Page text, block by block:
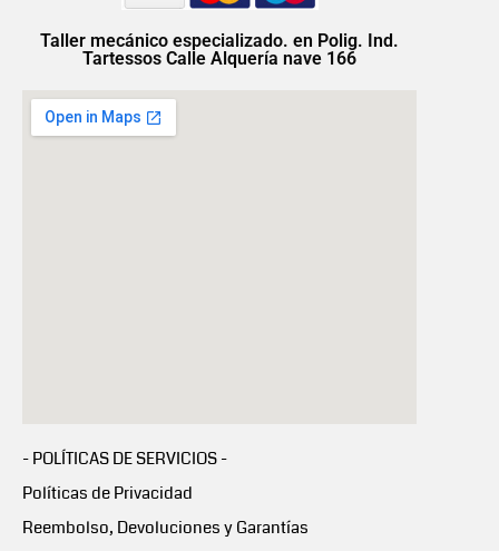
Taller mecánico especializado. en Polig. Ind.
Tartessos Calle Alquería nave 166
- POLÍTICAS DE SERVICIOS -
Políticas de Privacidad
Reembolso, Devoluciones y Garantías